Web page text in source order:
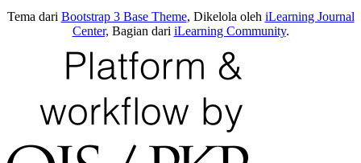
Tema dari Bootstrap 3 Base Theme, Dikelola oleh iLearning Journal
Center, Bagian dari iLearning Community.